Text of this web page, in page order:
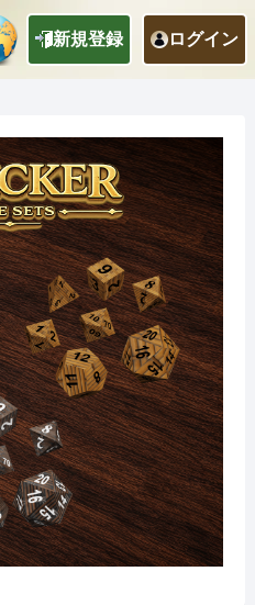
新規登録 ログイン